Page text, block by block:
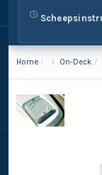
Home On-Deck